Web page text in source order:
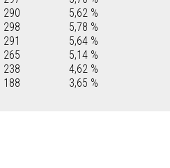
290
5,62 %
298
5,78 %
291
5,64 %
265
5,14 %
238
4,62 %
188 3,65 %